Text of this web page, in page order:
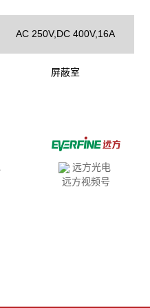
AC 250V,DC 400V,16A
屏蔽室
远方视频号